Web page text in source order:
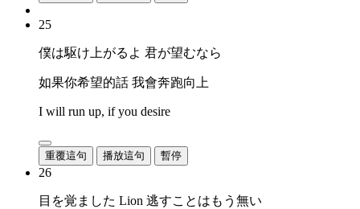
25
僕は駆け上がるよ 君が望むなら
如果你希望的話 我會奔跑向上
I will run up, if you desire
重覆這句 播放這句 暫停
26
目を覚ました Lion 逃すことはもう無い